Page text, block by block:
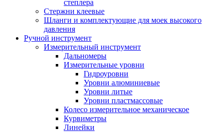
степлера
Стержни клеевые
Шланги и комплектующие для моек высокого
давления
Ручной инструмент
Измерительный инструмент
Дальномеры
Измерительные уровни
Гидроуровни
Уровни алюминиевые
Уровни литые
Уровни пластмассовые
Колесо измерительное механическое
Курвиметры
Линейки